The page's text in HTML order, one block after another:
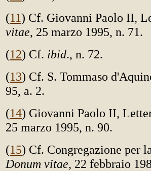
(11) Cf. Giovanni Paolo II,
vitae, 25 marzo 1995, n. 71.
(12) Cf. ibid., n. 72.
(13) Cf. S. Tommaso
95, a. 2.
(14) Giovanni Paolo II,
25 marzo 1995, n. 90.
(15) Cf. Congregazione per
Donum vitae, 22 febbraio